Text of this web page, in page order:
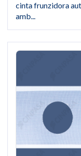
cinta frunzidora
amb...